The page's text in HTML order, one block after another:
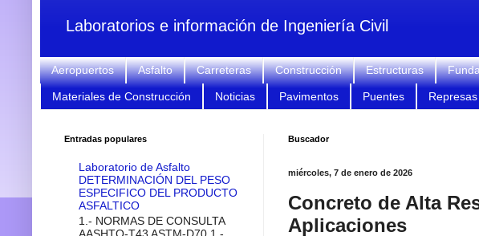
Laboratorios e información de Ingeniería Civil
Aeropuertos Asfalto Carreteras Construcción Estructuras
Materiales de Construcción Noticias Pavimentos Puentes Represas
Buscador
miércoles, 7 de enero de 2026
Concreto de Alta
Aplicaciones
Entradas populares
Laboratorio de Asfalto
DETERMINACIÓN DEL PESO
ESPECIFICO DEL PRODUCTO
ASFALTICO
1.- NORMAS DE CONSULTA